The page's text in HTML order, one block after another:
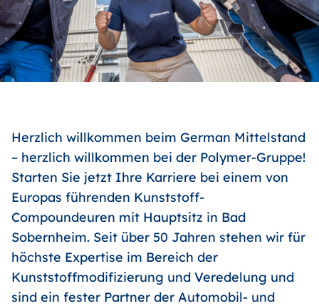
Herzlich willkommen beim German Mittelstand
– herzlich willkommen bei der Polymer-Gruppe!
Starten Sie jetzt Ihre Karriere bei einem von
Europas führenden Kunststoff-
Compoundeuren mit Hauptsitz in Bad
Sobernheim. Seit über 50 Jahren stehen wir für
höchste Expertise im Bereich der
Kunststoffmodifizierung und Veredelung und
sind ein fester Partner der Automobil- und